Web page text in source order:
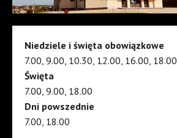
Niedziele i święta obowiązkowe
7.00, 9.00, 10.30, 12.00, 16.00, 18.00
Święta
7.00, 9.00, 18.00
Dni powszednie
7.00, 18.00